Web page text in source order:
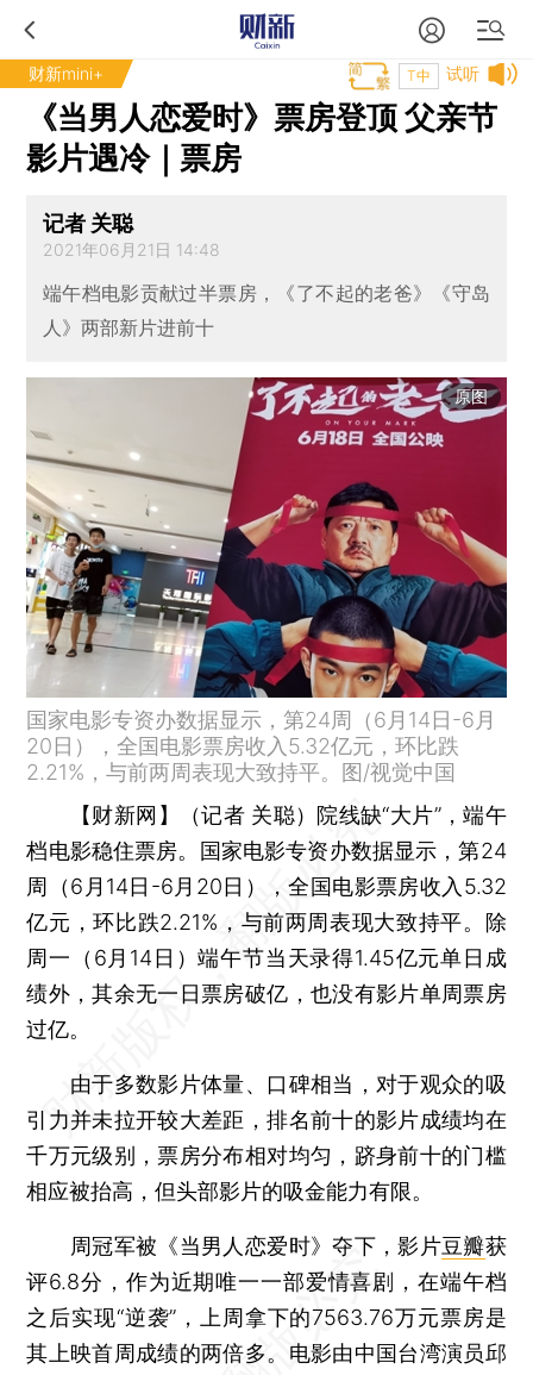
财新mini+ 试听
T中
《当男人恋爱时》票房登顶 父亲节
影片遇冷｜票房
记者 关聪
2021年06月21日 14:48
端午档电影贡献过半票房，《了不起的老爸》《守岛
人》两部新片进前十
原图
国家电影专资办数据显示，第24周（6月14日-6月
20日），全国电影票房收入5.32亿元，环比跌
2.21%，与前两周表现大致持平。图/视觉中国
【财新网】（记者 关聪） 院线缺“大片”，端午
档电影稳住票房。国家电影专资办数据显示，第24
周（6月14日-6月20日），全国电影票房收入5.32
亿元，环比跌2.21%，与前两周表现大致持平。除
周一（6月14日）端午节当天录得1.45亿元单日成
绩外，其余无一日票房破亿，也没有影片单周票房
过亿。
由于多数影片体量、口碑相当，对于观众的吸
引力并未拉开较大差距，排名前十的影片成绩均在
千万元级别，票房分布相对均匀，跻身前十的门槛
相应被抬高，但头部影片的吸金能力有限。
周冠军被《当男人恋爱时》夺下，影片豆瓣获
评6.8分，作为近期唯一一部爱情喜剧，在端午档
之后实现“逆袭”，上周拿下的7563.76万元票房是
其上映首周成绩的两倍多。电影由中国台湾演员邱